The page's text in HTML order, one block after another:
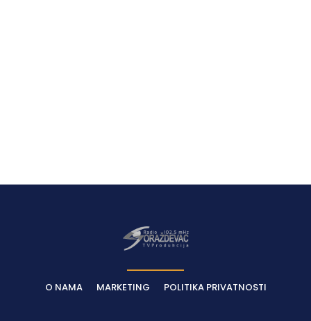
O NAMA MARKETING POLITIKA PRIVATNOSTI